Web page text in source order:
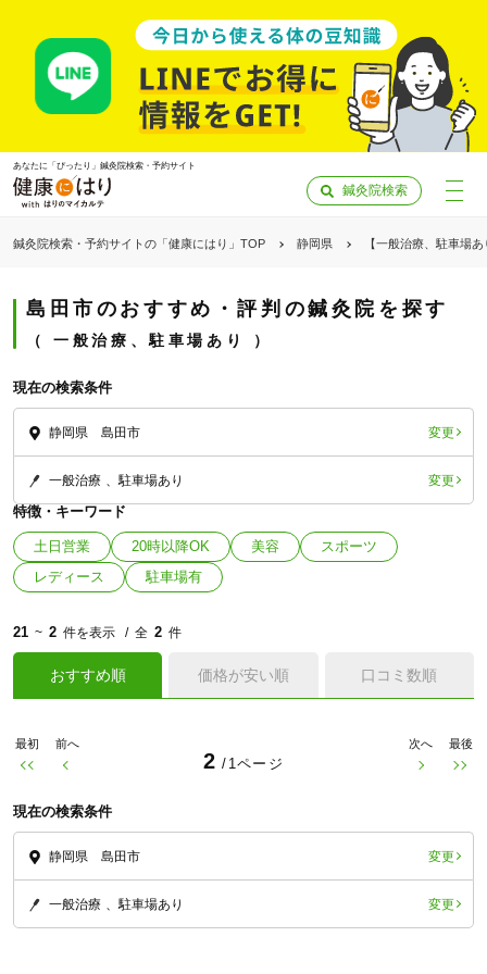
あなたに「ぴったり」鍼灸院検索・予約サイト
鍼灸院検索
鍼灸院検索・予約サイトの「健康にはり」TOP 静岡県 【一般治療、駐車場
島田市のおすすめ・評判の鍼灸院を探す
一般治療、駐車場あり
現在の検索条件
静岡県 島田市 変更
一般治療 駐車場あり 変更
特徴・キーワード
土日営業 20時以降OK 美容
スポーツ
レディース
駐車場有
21 ~ 2 件を表示 全 2 件
おすすめ順 価格が安い順 口コミ数順
最初 前へ
2 /1ページ
次へ 最後
現在の検索条件
静岡県 島田市 変更
一般治療 駐車場あり 変更
「健康にはりを見た」